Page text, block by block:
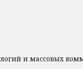
и массовых